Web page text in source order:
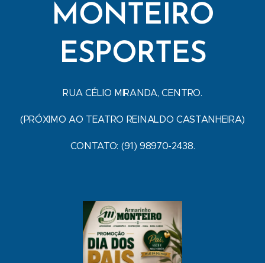
MONTEIRO
ESPORTES
RUA CÉLIO MIRANDA, CENTRO.
(PRÓXIMO AO TEATRO REINALDO CASTANHEIRA)
CONTATO: (91) 98970-2438.